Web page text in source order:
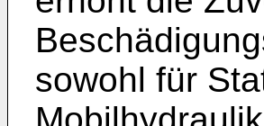
sowohl für